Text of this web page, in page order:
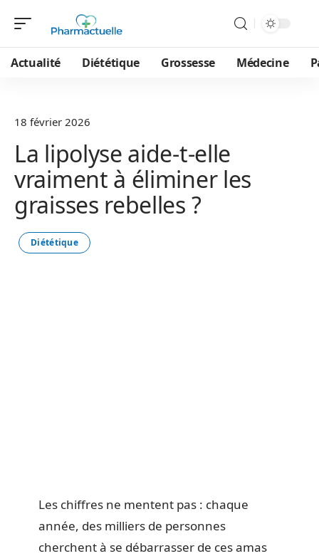
Actualité Diététique Grossesse Médecine
18 février 2026
La lipolyse aide-t-elle
vraiment à éliminer les
graisses rebelles ?
Diététique
Les chiffres ne mentent pas : chaque
année, des milliers de personnes
cherchent à se débarrasser de ces amas